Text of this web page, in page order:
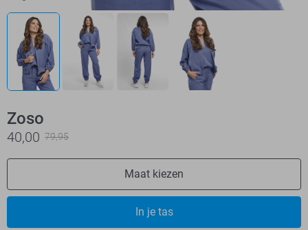
Zoso
40,00 79,95
Maat kiezen
In je tas